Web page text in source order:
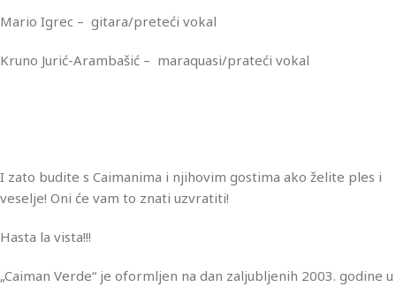
Mario Igrec – gitara/preteći vokal
Kruno Jurić-Arambašić – maraquasi/prateći vokal
I zato budite s Caimanima i njihovim gostima ako želite ples i
veselje! Oni će vam to znati uzvratiti!
Hasta la vista!!!
„Caiman Verde“ je oformljen na dan zaljubljenih 2003. godine u